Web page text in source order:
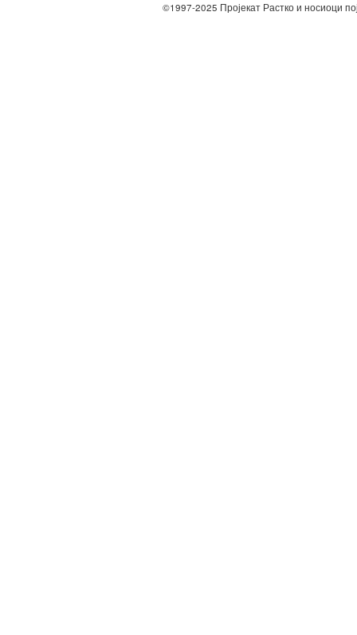
©1997-2025 Пројекат Растко и носиоци